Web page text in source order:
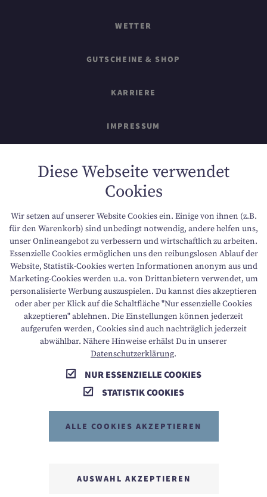
WETTER
GUTSCHEINE & SHOP
KARRIERE
IMPRESSUM
DATENSCHUTZ
NACHHALTIGKEIT
BARRIEREFREIHEIT
T +43 6136 8888 E info@dachsteinkoenig.at
A Am Hornspitz 1, 4824 Gosau, AT
Diese Webseite verwendet
Cookies
Wir setzen auf unserer Website Cookies ein. Einige von ihnen (z.B.
für den Warenkorb) sind unbedingt notwendig, andere helfen uns,
unser Onlineangebot zu verbessern und wirtschaftlich zu arbeiten.
Essenzielle Cookies ermöglichen uns den reibungslosen Ablauf der
Website, Statistik-Cookies werten Informationen anonym aus und
Marketing-Cookies werden u.a. von Drittanbietern verwendet, um
personalisierte Werbung auszuspielen. Du kannst dies akzeptieren
oder aber per Klick auf die Schaltfläche "Nur essenzielle Cookies
akzeptieren" ablehnen. Die Einstellungen können jederzeit
aufgerufen werden, Cookies sind auch nachträglich jederzeit
abwählbar. Nähere Hinweise erhälst Du in unserer
Datenschutzerklärung.
NUR ESSENZIELLE COOKIES
STATISTIK COOKIES
ALLE COOKIES AKZEPTIEREN
AUSWAHL AKZEPTIEREN